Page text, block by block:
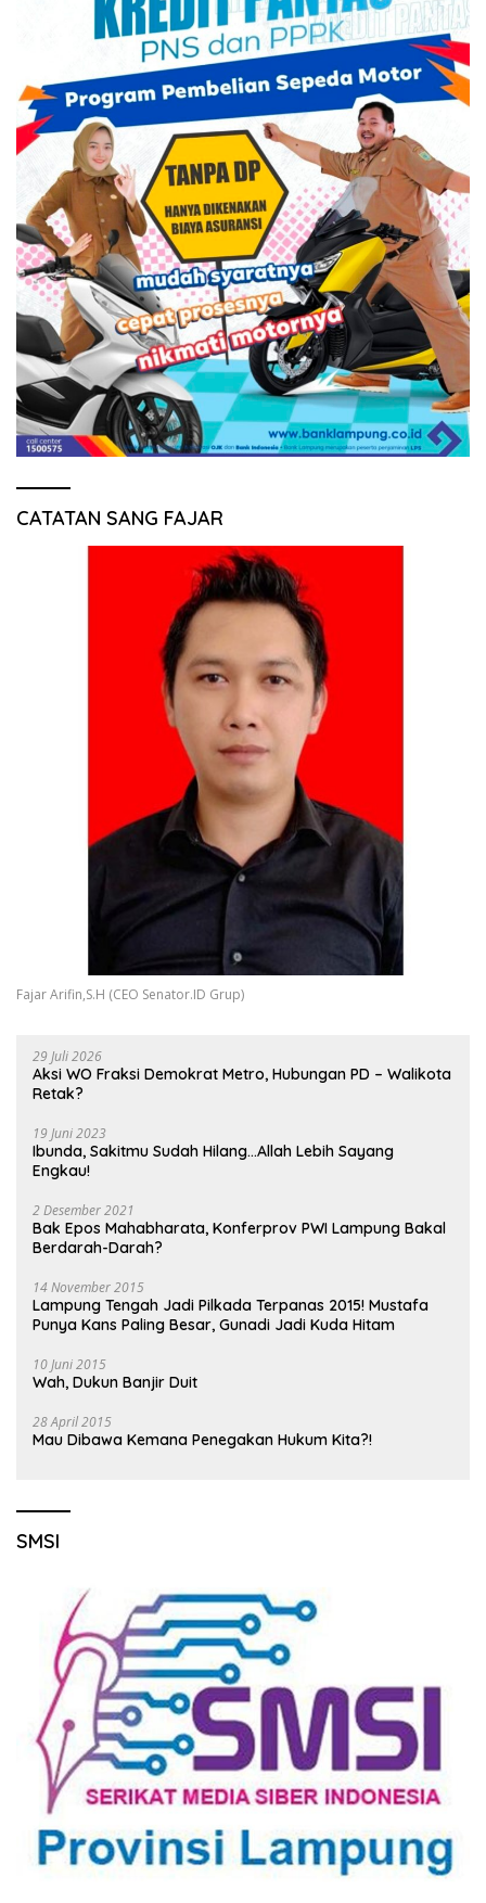
CATATAN SANG FAJAR
Fajar Arifin,S.H (CEO Senator.ID Grup)
29 Juli 2026
Aksi WO Fraksi Demokrat Metro, Hubungan PD – Walikota
Retak?
19 Juni 2023
Ibunda, Sakitmu Sudah Hilang…Allah Lebih Sayang
Engkau!
2 Desember 2021
Bak Epos Mahabharata, Konferprov PWI Lampung Bakal
Berdarah-Darah?
14 November 2015
Lampung Tengah Jadi Pilkada Terpanas 2015! Mustafa
Punya Kans Paling Besar, Gunadi Jadi Kuda Hitam
10 Juni 2015
Wah, Dukun Banjir Duit
28 April 2015
Mau Dibawa Kemana Penegakan Hukum Kita?!
SMSI